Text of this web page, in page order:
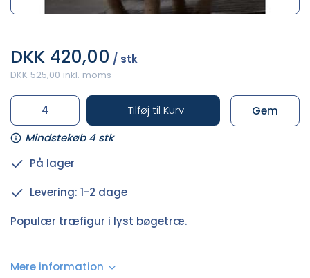
DKK 420,00 / stk
DKK 525,00 inkl. moms
Tilføj til Kurv
Mindstekøb 4 stk
Gem
På lager
Levering: 1-2 dage
Populær træfigur i lyst bøgetræ.
Mere information